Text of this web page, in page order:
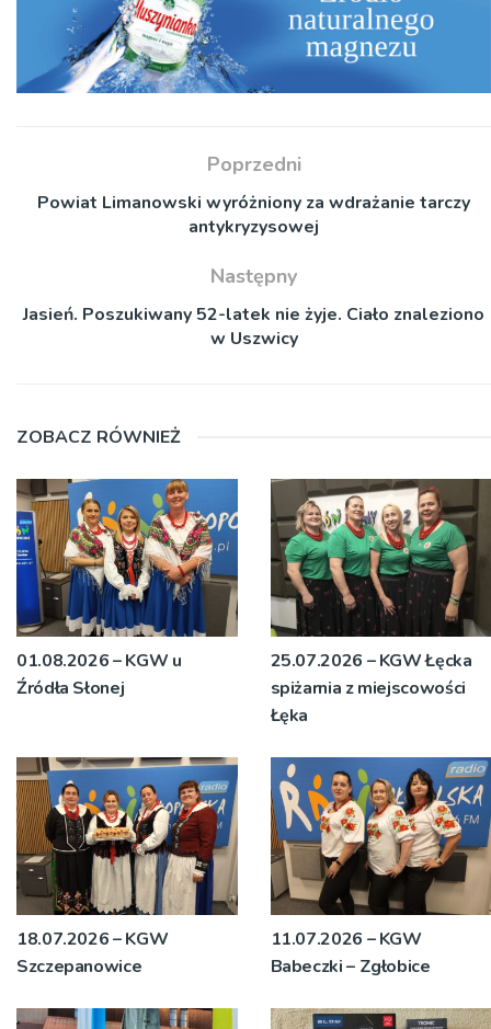
Poprzedni
Powiat Limanowski wyróżniony za wdrażanie tarczy
antykryzysowej
Następny
Jasień. Poszukiwany 52-latek nie żyje. Ciało znaleziono
w Uszwicy
ZOBACZ RÓWNIEŻ
01.08.2026 – KGW u
Źródła Słonej
25.07.2026 – KGW Łęcka
spiżarnia z miejscowości
Łęka
18.07.2026 – KGW
Szczepanowice
11.07.2026 – KGW
Babeczki – Zgłobice